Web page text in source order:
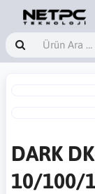
DARK
10/100/